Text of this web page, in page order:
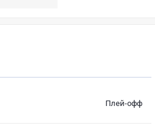
Плей-офф